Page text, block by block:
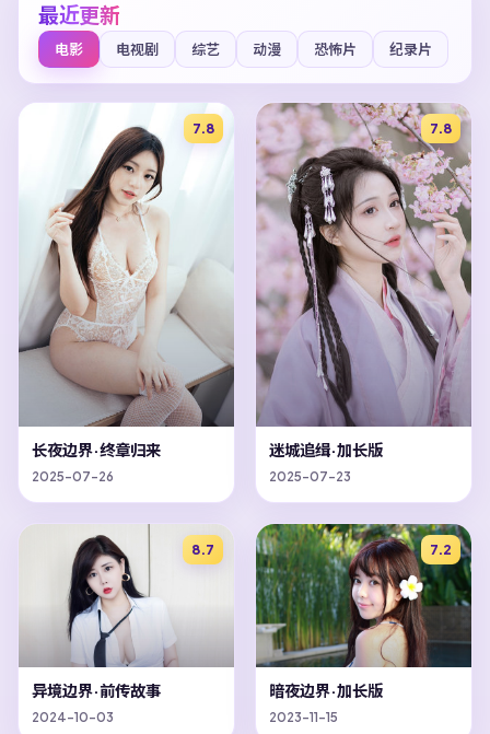
最近更新
电影 电视剧 综艺 动漫 恐怖片 纪录片
7.8
长夜边界·终章归来
2025-07-26
7.8
迷城追缉·加长版
2025-07-23
8.7
异境边界·前传故事
2024-10-03
7.2
暗夜边界·加长版
2023-11-15